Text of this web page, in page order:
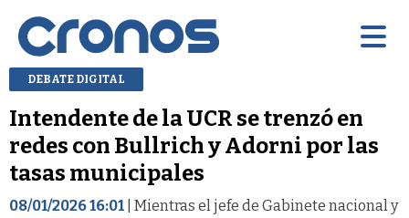
DEBATE DIGITAL
Intendente de la UCR se trenzó en
redes con Bullrich y Adorni por las
tasas municipales
08/01/2026 16:01 | Mientras el jefe de Gabinete nacional y